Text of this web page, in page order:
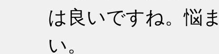
は良いですね。悩
い。